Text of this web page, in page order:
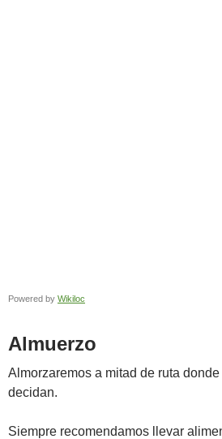
Powered by Wikiloc
Almuerzo
Almorzaremos a mitad de ruta
decidan.
Siempre recomendamos llevar